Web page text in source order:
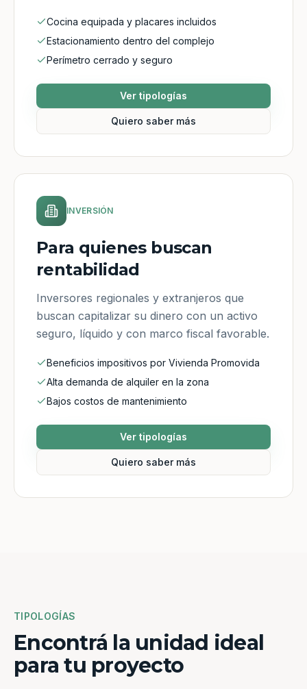
Cocina equipada y placares incluidos
Estacionamiento dentro del complejo
Perímetro cerrado y seguro
Ver tipologías
Quiero saber más
INVERSIÓN
Para quienes buscan
rentabilidad
Inversores regionales y extranjeros que
buscan capitalizar su dinero con un activo
seguro, líquido y con marco fiscal favorable.
Beneficios impositivos por Vivienda Promovida
Alta demanda de alquiler en la zona
Bajos costos de mantenimiento
Ver tipologías
Quiero saber más
TIPOLOGÍAS
Encontrá la unidad ideal
para tu proyecto